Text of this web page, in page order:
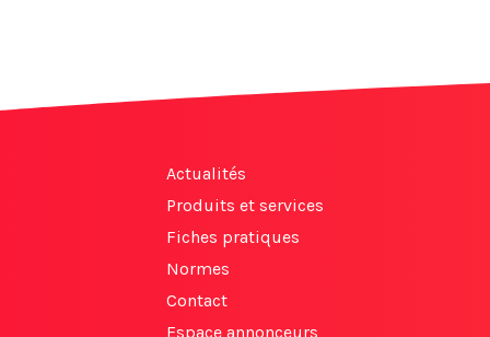
Actualités
Produits et services
Fiches pratiques
Normes
Contact
Espace annonceurs